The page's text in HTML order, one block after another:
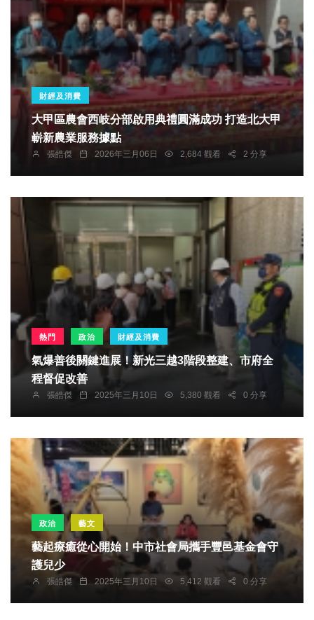
財經及消費
大甲區農會西岐分部啟用典禮圓滿成功 打造北大甲
嶄新農業服務據點
張皓傑 2026年三月06日 2,684 觀看 2 分享
熱門 政治 財經及消費
氣爆善後關鍵進展！新光三越3階段整建、市府全
程督促改善
張皓傑 2025年三月10日 5,380 觀看 0 分享
政治 藝文
藝起療癒從心開始！中市社會局攜手豐邑基金會守
護兒少
張皓傑 2025年三月10日 5,412 觀看 0 分享